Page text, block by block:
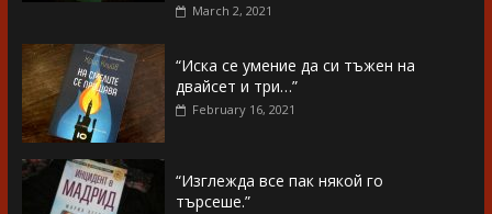
March 2, 2021
“Иска се умение да си тъжен на
двайсет и три…”
February 16, 2021
“Изглежда все пак някой го
търсеше.”